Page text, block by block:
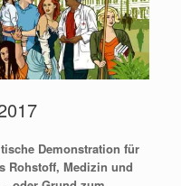
Demonstration für
Rohstoff, Medizin und